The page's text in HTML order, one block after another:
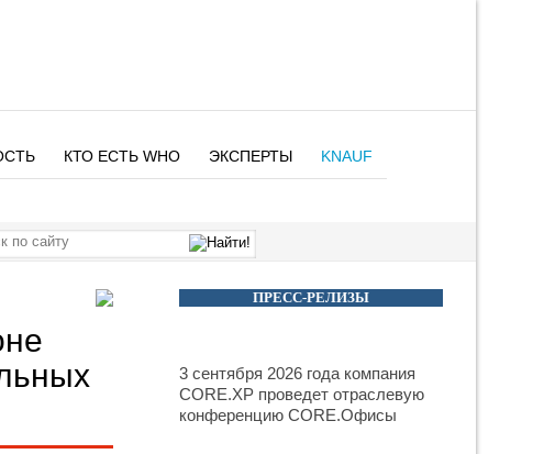
КТО ЕСТЬ WHO ЭКСПЕРТЫ KNAUF
ПРЕСС-РЕЛИЗЫ
3 сентября 2026 года компания
CORE.XP проведет отраслевую
конференцию CORE.Офисы